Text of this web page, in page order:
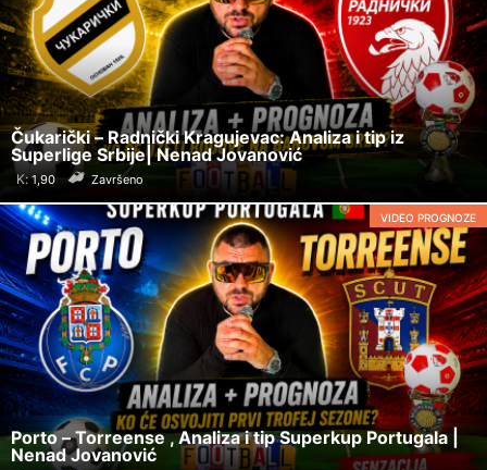
Čukarički – Radnički Kragujevac: Analiza i tip iz
Superlige Srbije| Nenad Jovanović
K: Završeno
VIDEO PROGNOZE
Porto – Torreense , Analiza i tip Superkup Portugala |
Nenad Jovanović